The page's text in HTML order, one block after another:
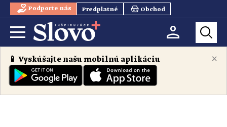
Podporte nás Predplatné Obchod
×
📱 Vyskúšajte našu mobilnú aplikáciu